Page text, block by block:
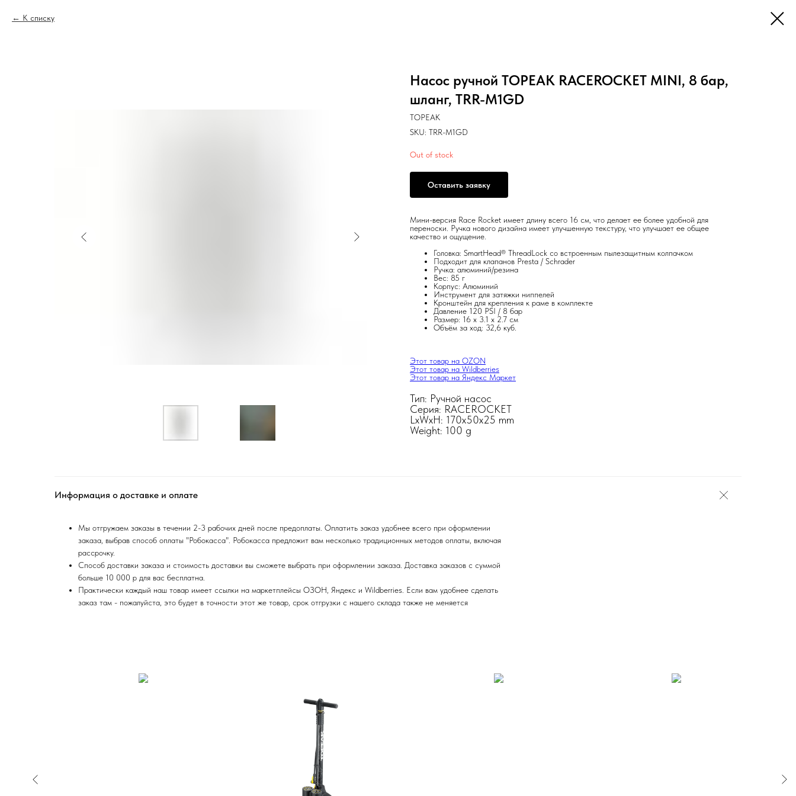
К списку
Насос ручной TOPEAK RACEROCKET MINI, 8 бар,
шланг, TRR-M1GD
TOPEAK
SKU: TRR-M1GD
Out of stock
Оставить заявку
Мини-версия Race Rocket имеет длину всего 16 см, что делает ее более удобной для
переноски. Ручка нового дизайна имеет улучшенную текстуру, что улучшает ее общее
качество и ощущение.
Головка: SmartHead® ThreadLock со встроенным пылезащитным колпачком
Подходит для клапанов Presta / Schrader
Ручка: алюминий/резина
Вес: 85 г
Корпус: Алюминий
Инструмент для затяжки ниппелей
Кронштейн для крепления к раме в комплекте
Давление 120 PSI / 8 бар
Размер: 16 x 3.1 x 2.7 см
Объём за ход: 32,6 куб.
Этот товар на OZON
Этот товар на Wildberries
Этот товар на Яндекс Маркет
Тип: Ручной насос
Серия: RACEROCKET
LxWxH: 170x50x25 mm
Weight: 100 g
Информация о доставке и оплате
Мы отгружаем заказы в течении 2-3 рабочих дней после предоплаты. Оплатить заказ удобнее всего при оформлении
заказа, выбрав способ оплаты "Робокасса". Робокасса предложит вам несколько традиционных методов оплаты, включая
рассрочку.
Способ доставки заказа и стоимость доставки вы сможете выбрать при оформлении заказа. Доставка заказов с суммой
больше 10 000 р для вас бесплатна.
Практически каждый наш товар имеет ссылки на маркетплейсы ОЗОН, Яндекс и Wildberries. Если вам удобнее сделать
заказ там - пожалуйста, это будет в точности этот же товар, срок отгрузки с нашего склада также не меняется